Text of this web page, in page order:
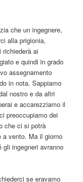
che un ingegnere,
alla prigionia,
richiederà ai
e quindi in grado
assegnamento
in nota. Sappiamo
nostro e da altri
e accarezziamo il
preoccupiamo dei
che ci si potrà
a vento. Ma il giorno
gli ingegneri avranno
se eravamo